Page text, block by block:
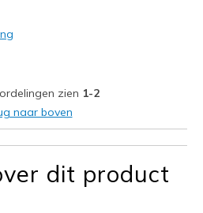
zien 1-2
naar boven
dit product